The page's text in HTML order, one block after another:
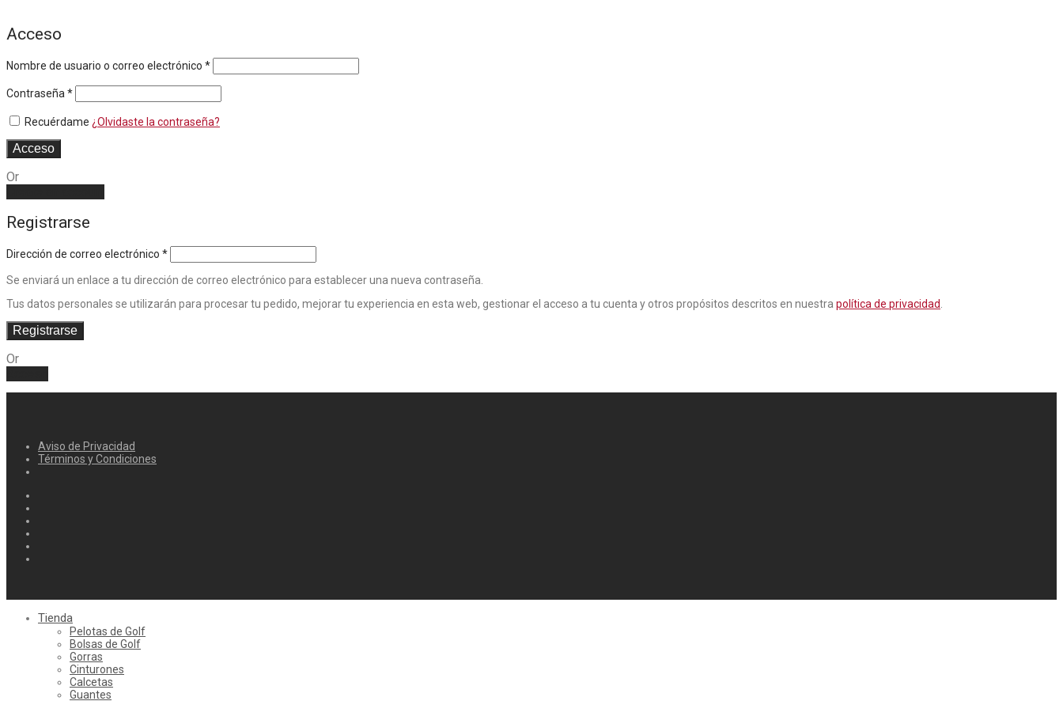
Acceso
Nombre de usuario o correo electrónico *
Contraseña *
Recuérdame ¿Olvidaste la contraseña?
Acceso
Or
Registrarse
Dirección de correo electrónico *
Se enviará un enlace a tu dirección de correo electrónico para establecer una nueva contraseña.
Tus datos personales se utilizarán para procesar tu pedido, mejorar tu experiencia en esta web, gestionar el acceso a tu cuenta y otros propósitos descritos en nuestra política de privacidad
Registrarse
Or
Aviso de Privacidad
Términos y Condiciones
Tienda
Pelotas de Golf
Bolsas de Golf
Gorras
Cinturones
Calcetas
Guantes